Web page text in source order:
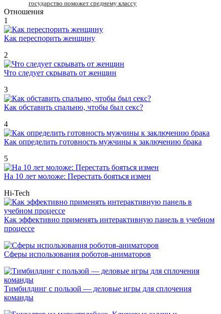
государство поможет среднему классу
Отношения
1
Как переспорить женщину
2
Что следует скрывать от женщин
3
Как обставить спальню, чтобы был секс?
4
Как определить готовность мужчины к заключению брака
5
На 10 лет моложе: Перестать бояться измен
Hi-Tech
Как эффективно применять интерактивную панель в учебном
процессе
Сферы использования роботов-аниматоров
Тимбилдинг с пользой — деловые игры для сплочения
команды